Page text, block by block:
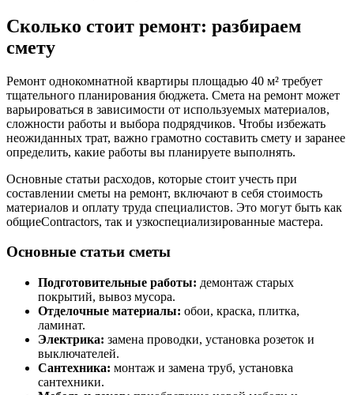
Сколько стоит ремонт: разбираем
смету
Ремонт однокомнатной квартиры площадью 40 м² требует
тщательного планирования бюджета. Смета на ремонт может
варьироваться в зависимости от используемых материалов,
сложности работы и выбора подрядчиков. Чтобы избежать
неожиданных трат, важно грамотно составить смету и заранее
определить, какие работы вы планируете выполнять.
Основные статьи расходов, которые стоит учесть при
составлении сметы на ремонт, включают в себя стоимость
материалов и оплату труда специалистов. Это могут быть как
общиеContractors, так и узкоспециализированные мастера.
Основные статьи сметы
Подготовительные работы: демонтаж старых
покрытий, вывоз мусора.
Отделочные материалы: обои, краска, плитка,
ламинат.
Электрика: замена проводки, установка розеток и
выключателей.
Сантехника: монтаж и замена труб, установка
сантехники.